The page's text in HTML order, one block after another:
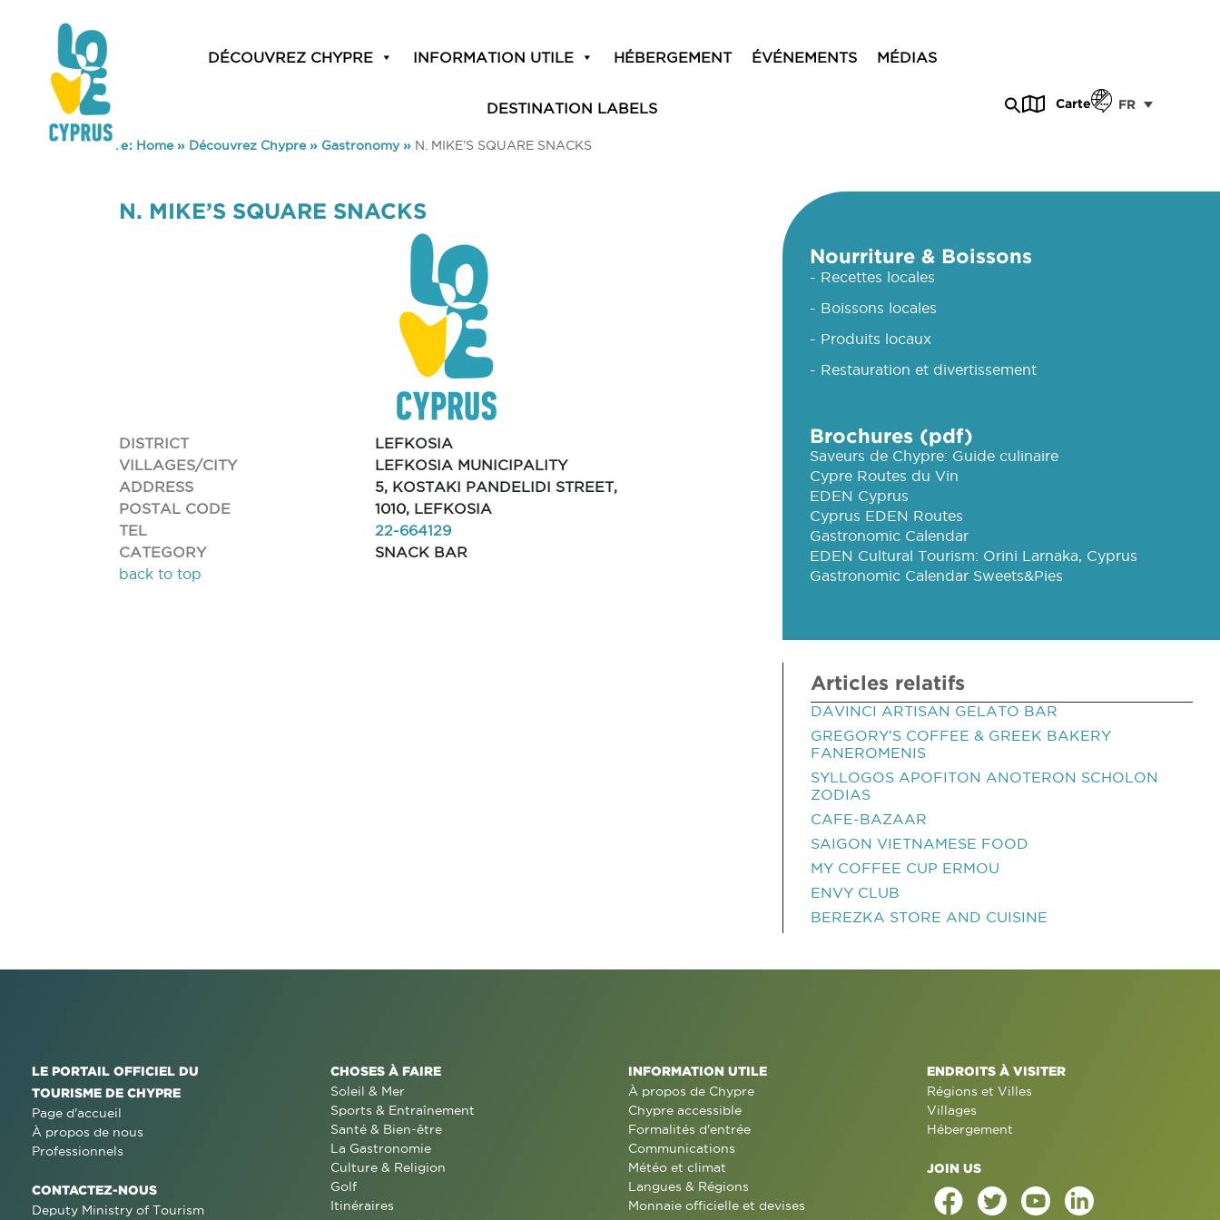
DÉCOUVREZ CHYPRE INFORMATION UTILE HÉBERGEMENT ÉVÉNEMENTS MÉDIAS
DESTINATION LABELS Carte FR
You are here: Home» Découvrez Chypre» Gastronomy» N. MIKE’S SQUARE SNACKS
N. MIKE’S SQUARE SNACKS
DISTRICT
LEFKOSIA
VILLAGES/CITY
LEFKOSIA MUNICIPALITY
ADDRESS
5, KOSTAKI PANDELIDI STREET,
POSTAL CODE
1010, LEFKOSIA
TEL
22-664129
CATEGORY
SNACK BAR
back to top
Nourriture & Boissons
- Recettes locales
- Boissons locales
- Produits locaux
- Restauration et divertissement
Brochures (pdf)
Saveurs de Chypre: Guide culinaire
Cypre Routes du Vin
EDEN Cyprus
Cyprus EDEN Routes
Gastronomic Calendar
EDEN Cultural Tourism: Orini Larnaka, Cyprus
Gastronomic Calendar Sweets&Pies
Articles relatifs
DAVINCI ARTISAN GELATO BAR
GREGORY'S COFFEE & GREEK BAKERY
FANEROMENIS
SYLLOGOS APOFITON ANOTERON SCHOLON
ZODIAS
CAFE-BAZAAR
SAIGON VIETNAMESE FOOD
MY COFFEE CUP ERMOU
ENVY CLUB
BEREZKA STORE AND CUISINE
LE PORTAIL OFFICIEL DU
TOURISME DE CHYPRE
Page d'accueil
À propos de nous
Professionnels
CONTACTEZ-NOUS
Deputy Ministry of Tourism
CHOSES À FAIRE
Soleil & Mer
Sports & Entraînement
Santé & Bien-être
La Gastronomie
Culture & Religion
Golf
Itinéraires
INFORMATION UTILE
À propos de Chypre
Chypre accessible
Formalités d'entrée
Communications
Météo et climat
Langues & Régions
Monnaie officielle et devises
ENDROITS À VISITER
Régions et Villes
Villages
Hébergement
JOIN US